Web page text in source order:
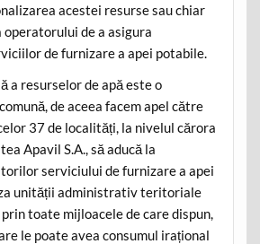
acestei resurse sau chiar
de a asigura
de furnizare a apei potabile.
a resurselor de apă este o
de aceea facem apel către
37 de localități, la nivelul cărora
Apavil S.A., să aducă la
serviciului de furnizare a apei
unității administrativ teritoriale
prin toate mijloacele de care dispun,
le poate avea consumul irațional